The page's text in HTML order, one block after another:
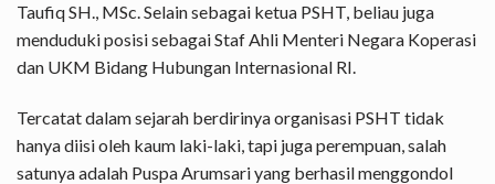
Taufiq SH., MSc. Selain sebagai ketua PSHT, beliau juga
menduduki posisi sebagai Staf Ahli Menteri Negara Koperasi
dan UKM Bidang Hubungan Internasional RI.
Tercatat dalam sejarah berdirinya organisasi PSHT tidak
hanya diisi oleh kaum laki-laki, tapi juga perempuan, salah
satunya adalah Puspa Arumsari yang berhasil menggondol